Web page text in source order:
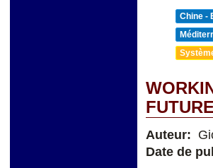
Chine -
Auteur:
Date de